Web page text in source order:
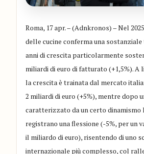
Roma, 17 apr. – (Adnkronos) – Nel
delle cucine conferma una
anni di crescita particolarmente
miliardi di euro di fatturato (+1,5%). A
la crescita è trainata dal mercato
2 miliardi di euro (+5%), mentre dopo
caratterizzato da un certo
registrano una flessione (-5%, per un
il miliardo di euro), risentendo di uno
internazionale più complesso, col